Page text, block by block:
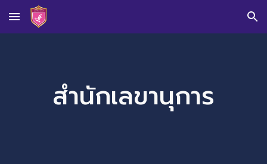
Skip to main content Skip to navigation
สำนักเลขานุการ